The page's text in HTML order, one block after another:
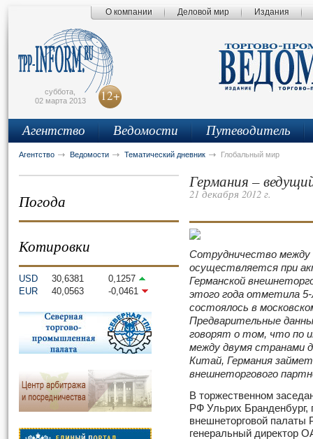
О компании Деловой мир Издания
суббота,
02 марта 2013
12+
Агентство Ведомости Путеводитель
Агентство Ведомости Тематический дневник Глобальный мир
Погода
Котировки
USD 30,6381
0,1257
EUR
40,0563 -0,0461
Германия –
21 декабря 2012 г.
Сотрудничество между
осуществляется при
Германской
этого года отметила
состоялось в
Предварительные
говорят о том, что по
между двумя странами
Китай, Германия
внешнеторгового
В торжественном
РФ Ульрих Бранденбург,
внешнеторговой палаты
генеральный директор